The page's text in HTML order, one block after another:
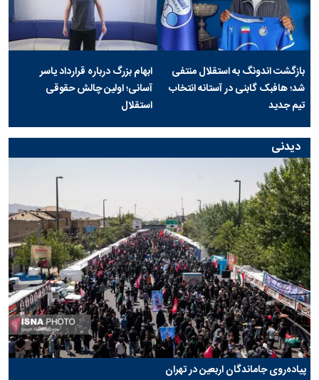
بازگشت اندونگ به استقلال منتفی
شد؛ هافبک گابنی در آستانه انتخاب
تیم جدید
ابهام بزرگ درباره قرارداد یاسر
آسانی؛ اولین چالش حقوقی
استقلال
دیدنی
پیاده‌روی جاماندگان اربعین در تهران